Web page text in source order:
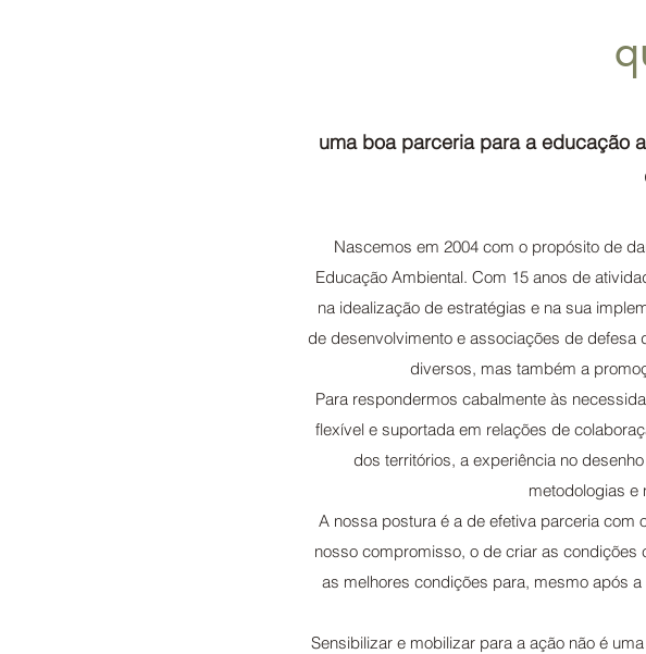
uma boa parceria para a educação
Nascemos em 2004 com o propósito de
Educação Ambiental. Com 15 anos de
na idealização de estratégias e na sua
de desenvolvimento e associações de
diversos, mas também a
Para respondermos cabalmente às
flexível e suportada em relações de
dos territórios, a experiência no
metodologias e
A nossa postura é a de efetiva parceria com
nosso compromisso, o de criar as
as melhores condições para, mesmo após
Sensibilizar e mobilizar para a ação não é